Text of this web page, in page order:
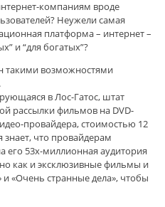
компаниям вроде
Неужели самая
платформа – интернет –
и “для богатых”?
такими возможностями
в Лос-Гатос, штат
рассылки фильмов на DVD-
провайдера, стоимостью 12
что провайдерам
его 53х-миллионная аудитория
как и эксклюзивные фильмы и
и «Очень странные дела», чтобы